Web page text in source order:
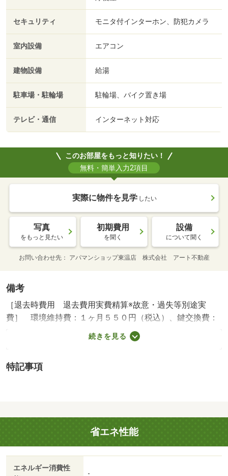
セキュリティ モニタ付インターホン、防犯カメラ
室内設備 エアコン
建物設備 給湯
駐車場・駐輪場 駐輪場、バイク置き場
テレビ・通信 インターネット対応
このお部屋をもっと知りたい！
無料・簡単入力2項目
実際に物件を見学 したい
写真
をもっと見たい
初期費用
を聞く
設備
について聞く
お問い合わせ先 アパマンショップ東温店 株式会社 アート不動産
備考
［退去時費用 退去費用実費精算※故意・過失等別途実
費］ 環境維持費：１ヶ月５５０円（税込）、鍵交換費：
ご契約時１６５００円（税込）、退去時清掃費：５２２５
０円（税込）、インターネット利用料：有料、更新手数
６５７５３５５・賃貸保証等：加入要（家賃等の１００％
有・駐輪場：有
続きを見る
特記事項
省エネ性能
エネルギー消費性
-